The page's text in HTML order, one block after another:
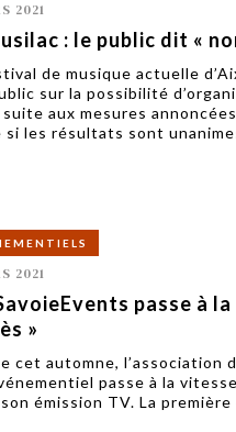
2021
: le public dit «
de musique actuelle
sur la possibilité
suite aux mesures
si les résultats sont
2021
passe à
»
cet automne, l’association
passe à la
émission TV. La